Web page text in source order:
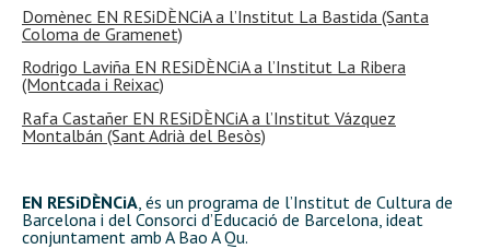
Domènec EN RESiDÈNCiA a l’Institut La Bastida (Santa
Coloma de Gramenet)
Rodrigo Laviña EN RESiDÈNCiA a l’Institut La Ribera
(Montcada i Reixac)
Rafa Castañer EN RESiDÈNCiA a l’Institut Vázquez
Montalbán (Sant Adrià del Besòs)
EN RESiDÈNCiA , és un programa de l’Institut de Cultura de
Barcelona i del Consorci d’Educació de Barcelona, ideat
conjuntament amb A Bao A Qu.